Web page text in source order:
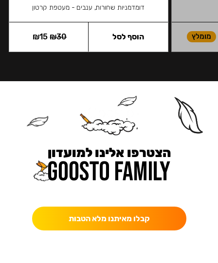
מומלץ
דומדמניות שחורות, ענבים - מעטפת קרטון
₪30
₪15 הוסף לסל
הצטרפו אלינו למועדון
קבלו מאיתנו מלא הטבות